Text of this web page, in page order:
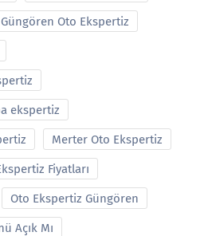
Güngören Oto Ekspertiz
ekspertiz
Merter Oto Ekspertiz
Fiyatları
Oto Ekspertiz Güngören
Açık Mı